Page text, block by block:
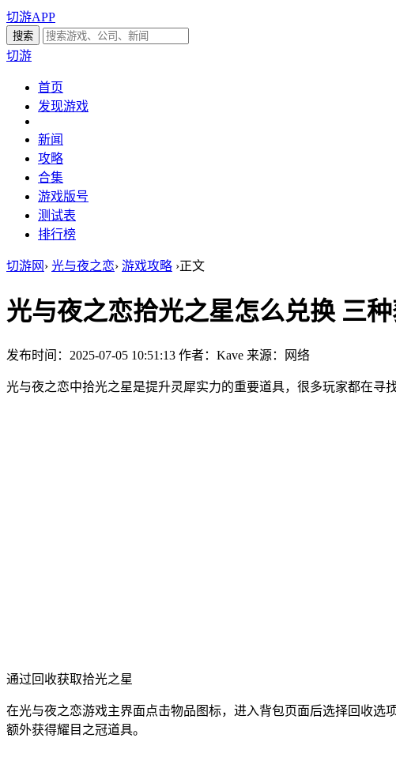
切游APP
切游
首页
发现游戏
新闻
攻略
合集
游戏版号
测试表
排行榜
切游网 › 光与夜之恋› 游戏攻略 ›正文
光与夜之恋拾光之星怎么兑换 三
发布时间：2025-07-05 10:51:13 作者：Kave 来源：网络
光与夜之恋中拾光之星是提升灵犀实力的重要道具，很多玩家都在寻
通过回收获取拾光之星
在光与夜之恋游戏主界面点击物品图标，进入背包页面后选择回收
额外获得耀目之冠道具。